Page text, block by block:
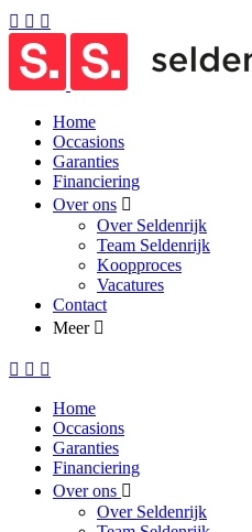
Home
Occasions
Garanties
Financiering
Over ons
Over Seldenrijk
Team Seldenrijk
Koopproces
Vacatures
Contact
Meer
Home
Occasions
Garanties
Financiering
Over ons
Over Seldenrijk